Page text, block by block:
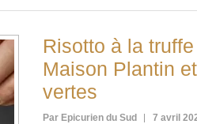
Risotto à la truffe
Maison Plantin
vertes
Par Epicurien du Sud 7 avril